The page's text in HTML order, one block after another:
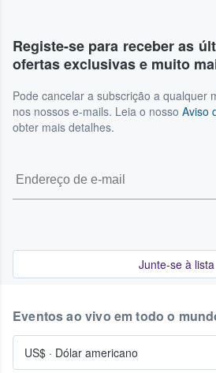
Registe-se para receber as
ofertas exclusivas e muito
Pode cancelar a subscrição a qualquer
nos nossos e-mails. Leia o nosso Aviso
obter mais detalhes.
Junte-se à lista
Eventos ao vivo em todo o
US$ · Dólar americano